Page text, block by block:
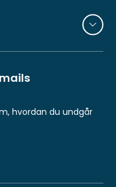
hvordan du undgår